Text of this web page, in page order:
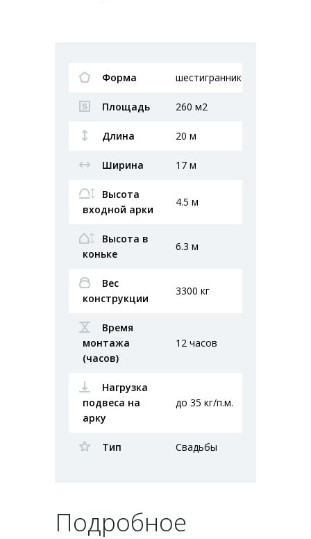
Форма шестигранник
Площадь 260 м2
Длина 20 м
Ширина 17 м
Высота
входной арки
4.5 м
Высота в
коньке
6.3 м
Вес
конструкции
3300 кг
Время
монтажа
(часов)
12 часов
Нагрузка
подвеса на
арку
до 35 кг/п.м.
Тип Свадьбы
Подробное